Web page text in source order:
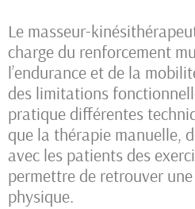
Le masseur-
charge du renforcement
l’endurance et de la
des limitations
pratique différentes
que la thérapie manuelle,
avec les patients des
permettre de retrouver
physique.